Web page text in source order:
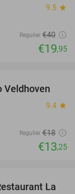
9.5 star
Regulier €40
€19,95
26%
Veldhoven
9.4 star
Regulier €18
€13,25
32%
La